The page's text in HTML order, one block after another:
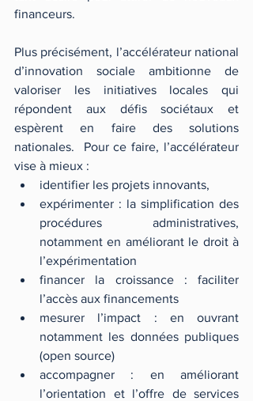
financeurs.
Plus précisément, l’accélérateur national
d’innovation sociale ambitionne de
valoriser les initiatives locales qui
répondent aux défis sociétaux et
espèrent en faire des solutions
nationales.  Pour ce faire, l’accélérateur
vise à mieux :
identifier les projets innovants,
expérimenter : la simplification des
procédures administratives,
notamment en améliorant le droit à
l’expérimentation
financer la croissance : faciliter
l’accès aux financements
mesurer l’impact : en ouvrant
notamment les données publiques
(open source)
accompagner : en améliorant
l’orientation et l’offre de services